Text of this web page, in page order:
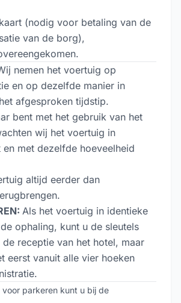
(nodig voor betaling van de
van de borg),
nemen het voertuig op
en op dezelfde manier in
afgesproken tijdstip.
bent met het gebruik van het
wij het voertuig in
met dezelfde hoeveelheid
altijd eerder dan
Als het voertuig in identieke
ophaling, kunt u de sleutels
receptie van het hotel, maar
eerst vanuit alle vier hoeken
voor parkeren kunt u bij de